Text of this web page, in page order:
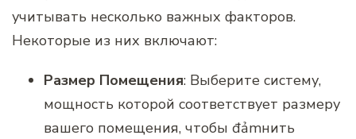
учитывать несколько важных факторов.
Некоторые из них включают:
Размер Помещения: Выберите систему,
мощность которой соответствует размеру
вашего помещения, чтобы đảmнить